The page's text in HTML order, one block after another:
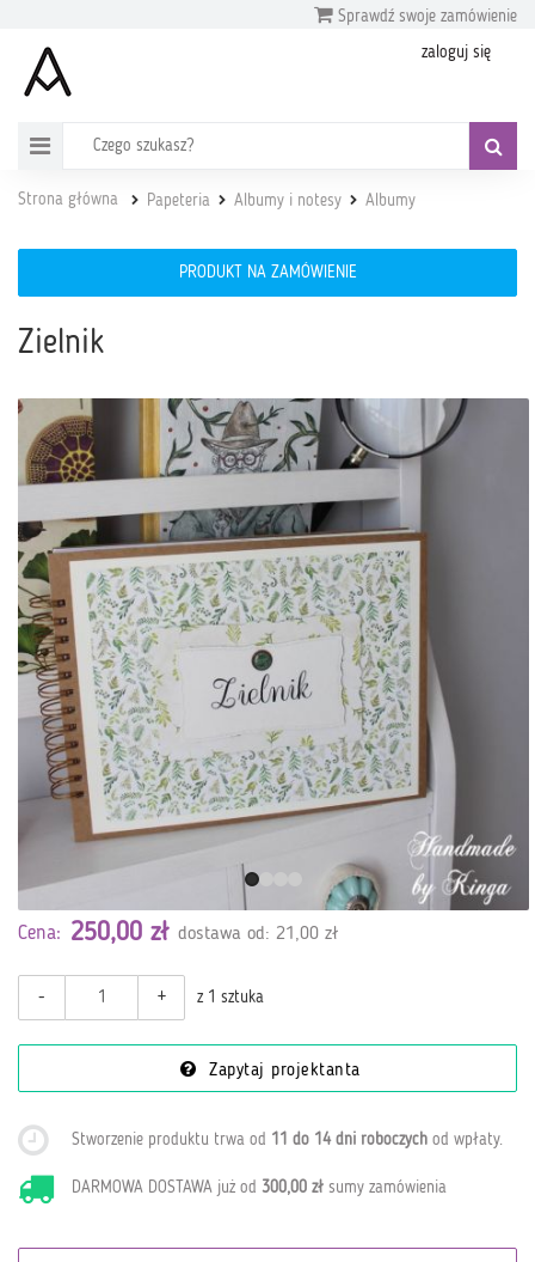
Sprawdź swoje zamówienie
zaloguj się
Strona główna Papeteria Albumy i notesy Albumy
PRODUKT NA ZAMÓWIENIE
Zielnik
Cena: 250,00 zł dostawa od: 21,00 zł
- + z 1 sztuka
Zapytaj projektanta
Stworzenie produktu trwa od 11 do 14 dni roboczych od wpłaty.
DARMOWA DOSTAWA już od300,00 zł sumy zamówienia